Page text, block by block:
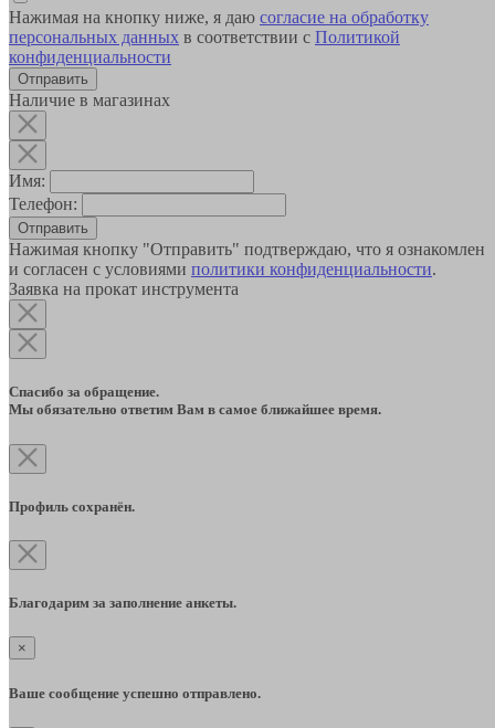
Нажимая на кнопку ниже, я даю согласие на обработку
персональных данных в соответствии с Политикой
конфиденциальности
Наличие в магазинах
Имя:
Телефон:
Отправить
Нажимая кнопку "Отправить" подтверждаю, что я ознакомлен
и согласен с условиями политики конфиденциальности.
Заявка на прокат инструмента
Спасибо за обращение.
Мы обязательно ответим Вам в самое ближайшее время.
Профиль сохранён.
Благодарим за заполнение анкеты.
×
Ваше сообщение успешно отправлено.